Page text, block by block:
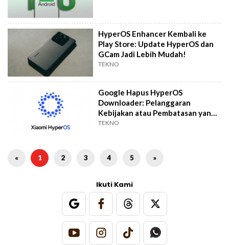
HyperOS Enhancer Kembali ke
Play Store: Update HyperOS dan
GCam Jadi Lebih Mudah!
TEKNO
Google Hapus HyperOS
Downloader: Pelanggaran
Kebijakan atau Pembatasan yang
Berlebihan?
TEKNO
« 1 2 3 4 5 »
Ikuti Kami